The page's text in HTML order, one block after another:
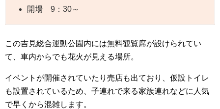
開場 9：30～
この吉見総合運動公園内には無料観覧席が設けられてい
て、車内からでも花火が見える場所。
イベントが開催されていたり売店も出ており、仮設トイレ
も設置されているため、子連れで来る家族連れなどに人気
で早くから混雑します。